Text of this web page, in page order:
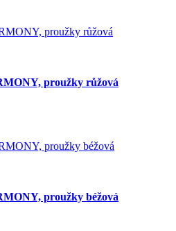
proužky růžová
proužky béžová